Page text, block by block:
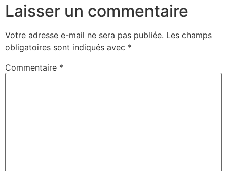
Laisser un commentaire
Votre adresse e-mail ne sera pas publiée. Les champs
obligatoires sont indiqués avec *
Commentaire *